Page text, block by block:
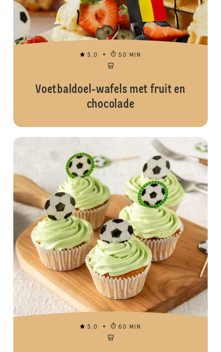
5.0 50 MIN
Voetbaldoel-wafels met fruit en
chocolade
5.0 60 MIN